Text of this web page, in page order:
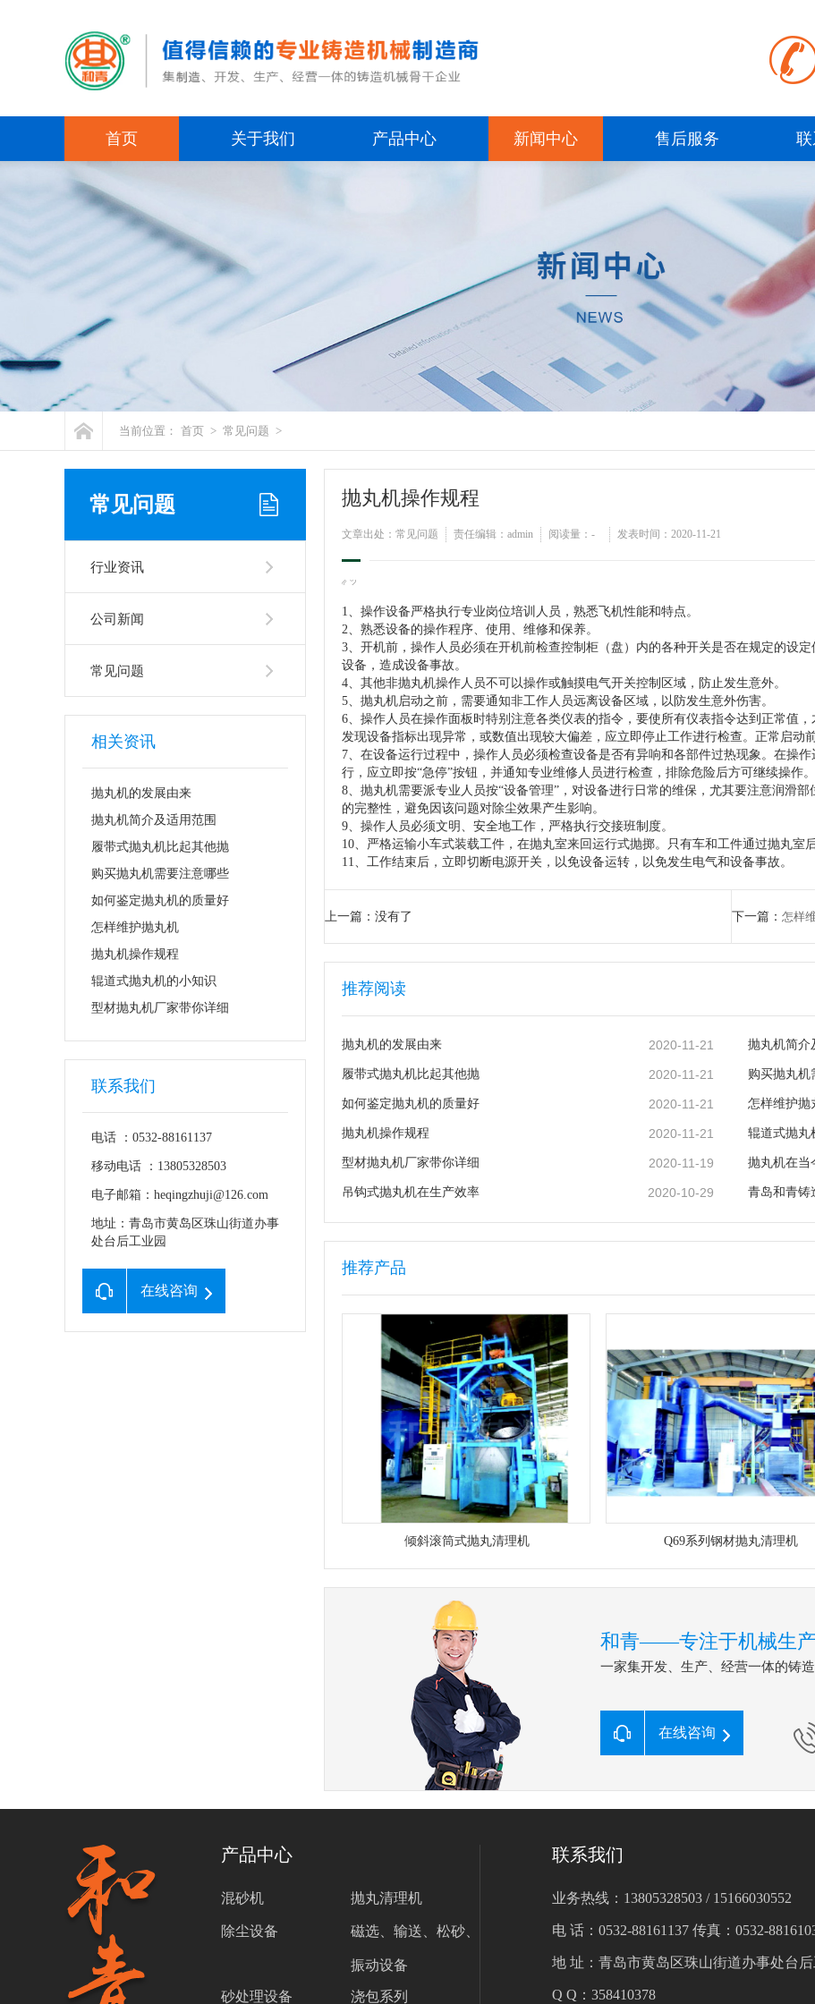
首页 关于我们 产品中心 新闻中心 售后服务 联
当前位置： 首页 > 常见问题 >
常见问题
行业资讯
公司新闻
常见问题
相关资讯
抛丸机的发展由来
抛丸机简介及适用范围
履带式抛丸机比起其他抛
购买抛丸机需要注意哪些
如何鉴定抛丸机的质量好
怎样维护抛丸机
抛丸机操作规程
辊道式抛丸机的小知识
型材抛丸机厂家带你详细
联系我们
电话 ：0532-88161137
移动电话 ：13805328503
电子邮箱：heqingzhuji@126.com
地址：青岛市黄岛区珠山街道办事
处台后工业园
在线咨询
抛丸机操作规程
文章出处：常见问题 责任编辑：admin 阅读量： - 发表时间：2020-11-21
1、操作设备严格执行专业岗位培训人员，熟悉飞机性能和特点。
2、熟悉设备的操作程序、使用、维修和保养。
3、开机前，操作人员必须在开机前检查控制柜（盘）内的各种开关是否在规定的设
设备，造成设备事故。
4、其他非抛丸机操作人员不可以操作或触摸电气开关控制区域，防止发生意外。
5、抛丸机启动之前，需要通知非工作人员远离设备区域，以防发生意外伤害。
6、操作人员在操作面板时特别注意各类仪表的指令，要使所有仪表指令达到正常值
发现设备指标出现异常，或数值出现较大偏差，应立即停止工作进行检查。正常启动
7、在设备运行过程中，操作人员必须检查设备是否有异响和各部件过热现象。在操
行，应立即按“急停”按钮，并通知专业维修人员进行检查，排除危险后方可继续操作。
8、抛丸机需要派专业人员按“设备管理”，对设备进行日常的维保，尤其要注意润滑
的完整性，避免因该问题对除尘效果产生影响。
9、操作人员必须文明、安全地工作，严格执行交接班制度。
10、严格运输小车式装载工件，在抛丸室来回运行式抛掷。只有车和工件通过抛丸室
11、工作结束后，立即切断电源开关，以免设备运转，以免发生电气和设备事故。
上一篇：没有了 下一篇： 怎样
推荐阅读
抛丸机的发展由来 2020-11-21 抛丸机简介
履带式抛丸机比起其他抛 2020-11-21 购买抛丸机
如何鉴定抛丸机的质量好 2020-11-21 怎样维护抛
抛丸机操作规程 2020-11-21 辊道式抛丸
型材抛丸机厂家带你详细 2020-11-19 抛丸机在当
吊钩式抛丸机在生产效率 2020-10-29 青岛和青铸
推荐产品
倾斜滚筒式抛丸清理机 Q69系列钢材抛丸清理机
和青——专注于机械生产
一家集开发、生产、经营一体的铸
在线咨询
产品中心
混砂机 抛丸清理机
除尘设备 磁选、输送、松砂、
振动设备
砂处理设备 浇包系列
联系我们
业务热线：13805328503 / 15166030552
电 话：0532-88161137 传真：0532-
地 址：青岛市黄岛区珠山街道办事处台后
Q Q：358410378